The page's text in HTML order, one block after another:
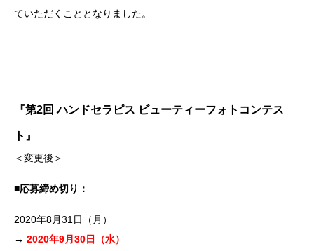
ていただくこととなりました。
『第2回 ハンドセラピス ビューティーフォトコンテス
ト』
＜変更後＞
■応募締め切り：
2020年8月31日（月）
→ 2020年9月30日（水）